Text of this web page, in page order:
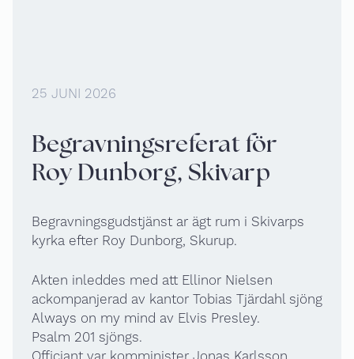
25 JUNI 2026
Begravningsreferat för
Roy Dunborg, Skivarp
Begravningsgudstjänst ar ägt rum i Skivarps
kyrka efter Roy Dunborg, Skurup.
Akten inleddes med att Ellinor Nielsen
ackompanjerad av kantor Tobias Tjärdahl sjöng
Always on my mind av Elvis Presley.
Psalm 201 sjöngs.